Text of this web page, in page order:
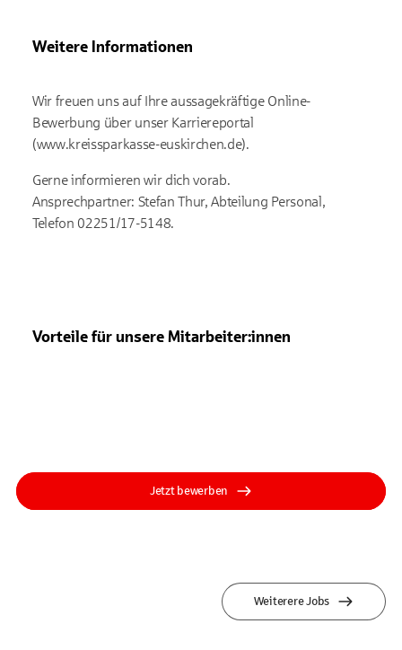
Weitere Informationen
Wir freuen uns auf Ihre aussagekräftige Online-
Bewerbung über unser Karriereportal
(www.kreissparkasse-euskirchen.de).
Gerne informieren wir dich vorab.
Ansprechpartner: Stefan Thur, Abteilung Personal,
Telefon 02251/17-5148.
Vorteile für unsere Mitarbeiter:innen
Jetzt bewerben
Weiterere Jobs